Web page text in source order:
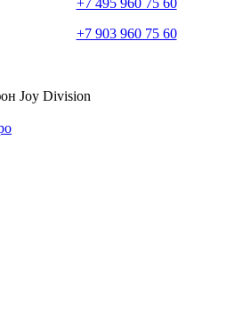
+7 495 960 75 60
+7 903 960 75 60
Joy Division